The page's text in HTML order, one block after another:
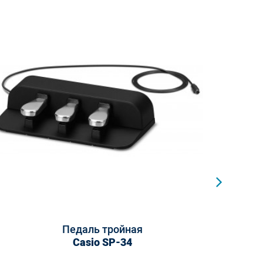
"объёмное звучание" - 2 типа
эффекты для некоторых тембров
резонанс, Струнный резонанс, Призвук
Интеллектуальная система анализа
Педаль тройная
Casio SP-34